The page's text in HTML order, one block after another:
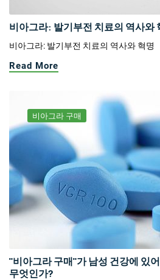
비아그라: 발기부전 치료의 역사와
비아그라: 발기부전 치료의 역사와 혁명
Read More
비아그라 구매
"비아그라 구매"가 남성 건강에 있
무엇인가?